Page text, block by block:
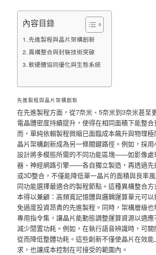
內容目錄
先進製程與晶片架構創新
異構整合與封裝技術突破
軟硬體協同優化與生態系統
先進製程與晶片架構創新
在先進製程方面，從7奈米、5奈米到3奈米甚至
電晶體密度持續提升，使得在相同面積下能整
而，單純依賴製程微縮已面臨成本飆升與物理極
晶片架構創新成為另一條關鍵路徑。例如，採用
設計將多模態所需的不同功能區塊——如影像處
器、神經網路引擎——各自獨立製造，再透過先
或3D整合，不僅能降低單一晶片的面積與良率
同功能選擇最適合的製程節點。這種異構整合
本得以兼顧：高頻寬記憶體與邏輯運算單元可
免過度投資昂貴的先進製程。同時，架構層級
專用指令集，讓晶片能動態調整運算資源以適應
減少閒置功耗。例如，在執行語音辨識時，可關
從而降低整體功耗。這些創新不僅使晶片在效
求，也讓成本控制在可接受的範圍內。